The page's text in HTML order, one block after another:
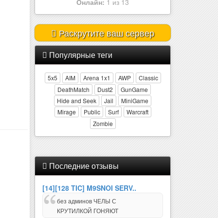
Раскрутите ваш сервер
Популярные теги
5x5 AIM Arena 1x1 AWP
Classic
DeathMatch
Dust2
GunGame
Hide and Seek
Jail
MiniGame
Mirage
Public Surf
Warcraft
Zombie
Последние отзывы
[14][128 TIC] M9SNOI SERV..
без админов ЧЕЛЫ С
КРУТИЛКОЙ ГОНЯЮТ